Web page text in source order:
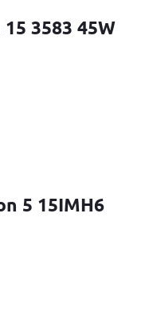
3583 45W
5 15IMH6